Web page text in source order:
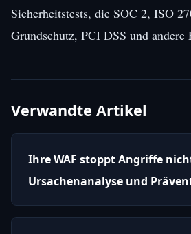
Sicherheitstests, die SOC 2, ISO
Grundschutz, PCI DSS und andere
Verwandte Artikel
Ihre WAF stoppt Angriffe
Ursachenanalyse und